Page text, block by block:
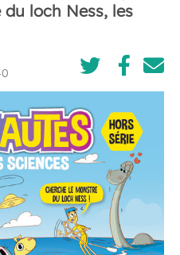
du loch Ness, les